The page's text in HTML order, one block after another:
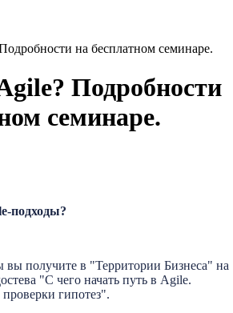
на бесплатном семинаре.
Подробности
семинаре.
подходы?
вы получите в "Территории Бизнеса" на
"С чего начать путь в Agile.
гипотез".